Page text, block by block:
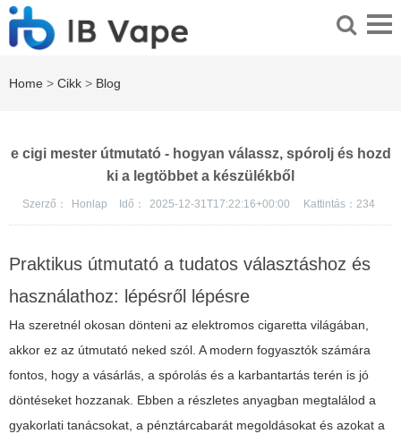
Home > Cikk > Blog
e cigi mester útmutató - hogyan válassz, spórolj és hozd
ki a legtöbbet a készülékből
Szerző： Honlap Idő： 2025-12-31T17:22:16+00:00 Kattintás： 234
Praktikus útmutató a tudatos választáshoz és
használathoz: lépésről lépésre
Ha szeretnél okosan dönteni az elektromos cigaretta világában,
akkor ez az útmutató neked szól. A modern fogyasztók számára
fontos, hogy a vásárlás, a spórolás és a karbantartás terén is jó
döntéseket hozzanak. Ebben a részletes anyagban megtalálod a
gyakorlati tanácsokat, a pénztárcabarát megoldásokat és azokat a